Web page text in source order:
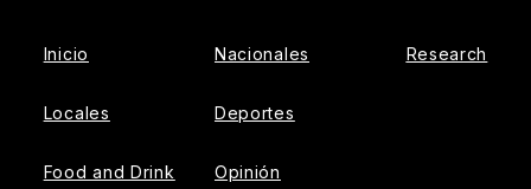
Inicio
Locales
Food and Drink
Nacionales
Deportes
Opinión
Research